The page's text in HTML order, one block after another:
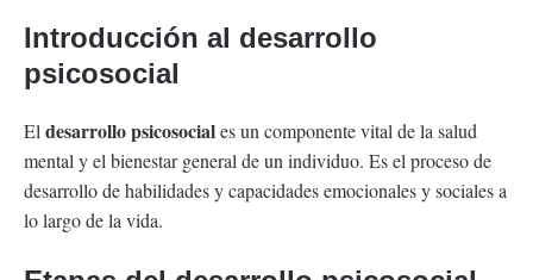
Introducción al desarrollo
psicosocial
El desarrollo psicosociales un componente vital de la salud
mental y el bienestar general de un individuo. Es el proceso de
desarrollo de habilidades y capacidades emocionales y sociales a
lo largo de la vida.